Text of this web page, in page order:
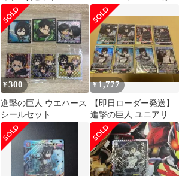
¥300
進撃の巨人 ウエハース
シールセット
¥1,777
【即日ローダー発送】
進撃の巨人 ユニアリ
SR & パラレル 10枚セ
ット